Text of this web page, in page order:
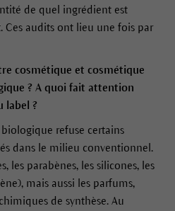
de quel ingrédient est
audits ont lieu une fois par
cosmétique et cosmétique
? A quoi fait attention
label ?
refuse certains
dans le milieu conventionnel.
les parabènes, les silicones, les
mais aussi les parfums,
de synthèse. Au